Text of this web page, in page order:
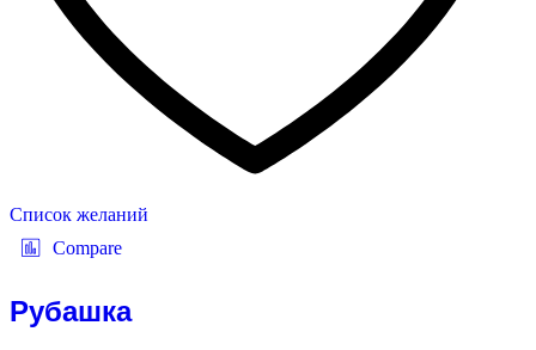
Список желаний
Compare
Рубашка